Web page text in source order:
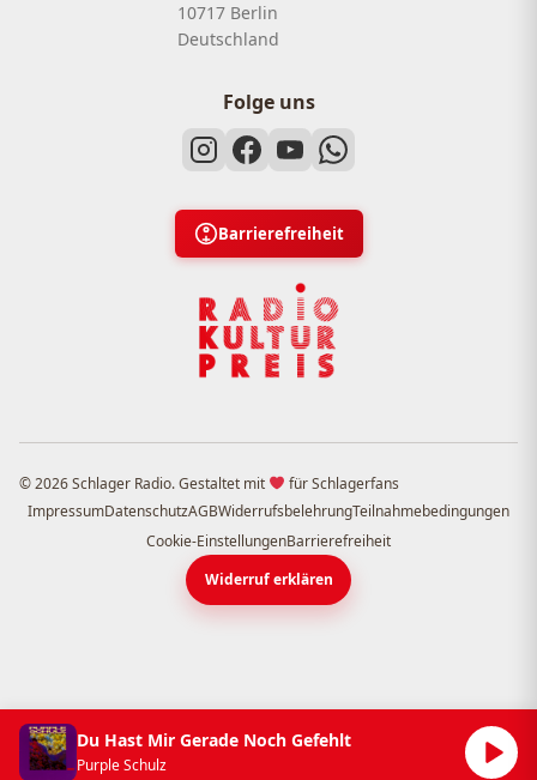
10717 Berlin
Deutschland
Folge uns
Barrierefreiheit
© 2026 Schlager Radio. Gestaltet mit
für Schlagerfans
ImpressumDatenschutzAGBWiderrufsbelehrungTeilnahmebedingungen
Cookie-EinstellungenBarrierefreiheit
Widerruf erklären
Du Hast Mir Gerade Noch Gefehlt
Purple Schulz